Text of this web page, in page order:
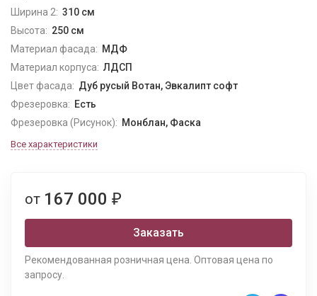
Ширина 2: 310 см
Высота: 250 см
Материал фасада: МДФ
Материал корпуса: ЛДСП
Цвет фасада: Дуб русый Вотан, Эвкалипт софт
Фрезеровка: Есть
Фрезеровка (Рисунок): Монблан, Фаска
Все характеристики
от 167 000 ₽
Заказать
Рекомендованная розничная цена. Оптовая цена по
запросу.